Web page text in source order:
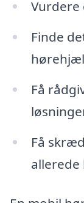
Vurdere
Finde
Få
Få